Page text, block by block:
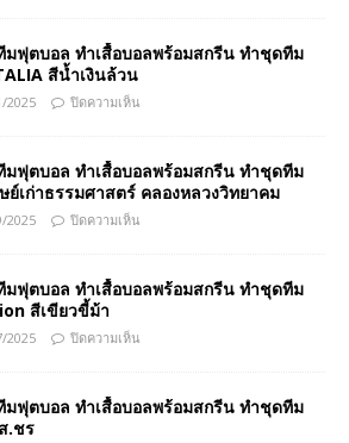
ฟุตบอล ทำเสื้อบอลพร้อมสกรีน ทำชุดทีม
สีน้ำเงินล้วน
2025 ปิดความเห็น
ฟุตบอล ทำเสื้อบอลพร้อมสกรีน ทำชุดทีม
ย์เก่าธรรมศาสตร์ คลองหลวงวิทยาคม
2025 ปิดความเห็น
ฟุตบอล ทำเสื้อบอลพร้อมสกรีน ทำชุดทีม
สีเขียวขี้ม้า
2025 ปิดความเห็น
ฟุตบอล ทำเสื้อบอลพร้อมสกรีน ทำชุดทีม
.ชร